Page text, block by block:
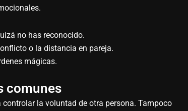
no has reconocido.
o la distancia en pareja.
mágicas.
comunes
la voluntad de otra persona. Tampoco